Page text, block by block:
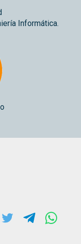
Informática.
Twitter Telegram